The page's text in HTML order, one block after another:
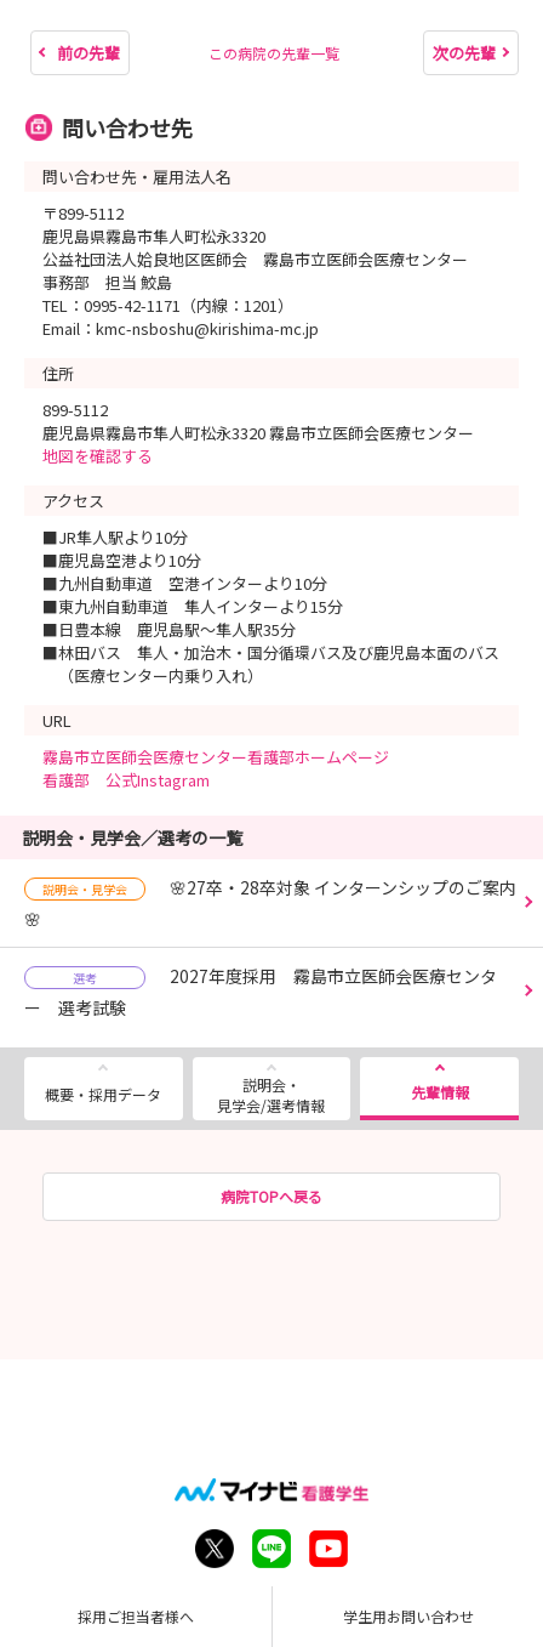
前の先輩 この病院の先輩一覧 次の先輩
問い合わせ先
問い合わせ先・雇用法人名
〒899-5112
鹿児島県霧島市隼人町松永3320
公益社団法人姶良地区医師会 霧島市立医師会医療センター
事務部 担当 鮫島
TEL：0995-42-1171（内線：1201）
Email：kmc-nsboshu@kirishima-mc.jp
住所
899-5112
鹿児島県霧島市隼人町松永3320 霧島市立医師会医療センター
地図を確認する
アクセス
■JR隼人駅より10分
■鹿児島空港より10分
■九州自動車道 空港インターより10分
■東九州自動車道 隼人インターより15分
■日豊本線 鹿児島駅～隼人駅35分
■林田バス 隼人・加治木・国分循環バス及び鹿児島本面のバス
（医療センター内乗り入れ）
URL
霧島市立医師会医療センター看護部ホームページ
看護部 公式Instagram
説明会・見学会／選考の一覧
説明会・見学会
🌸27卒・28卒対象 インターンシップのご案内
🌸
選考
2027年度採用 霧島市立医師会医療センタ
ー 選考試験
概要・採用データ
説明会・
見学会/選考情報
先輩情報
病院TOPへ戻る
採用ご担当者様へ 学生用お問い合わせ